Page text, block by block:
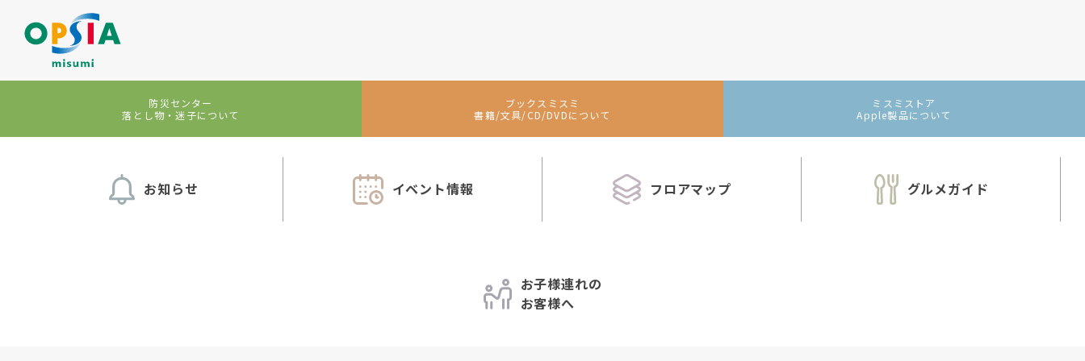
防災センター
落とし物・迷子について
ブックスミスミ
書籍/文具/CD/DVDについて
ミスミストア
Apple製品について
お知らせ イベント情報 フロアマップ グルメガイド
お子様連れの
お客様へ